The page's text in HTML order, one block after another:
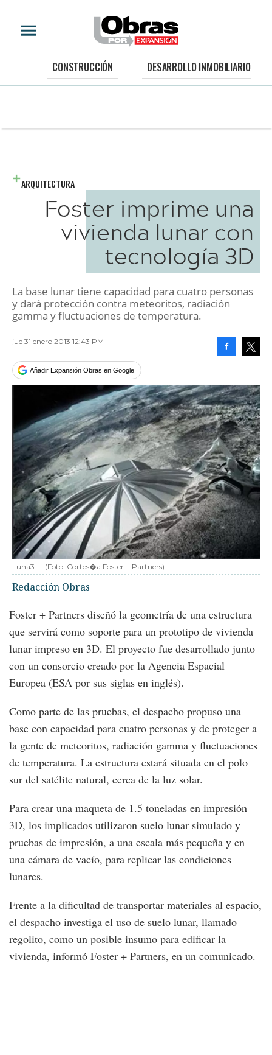
CONSTRUCCIÓN DESARROLLO INMOBILIARIO
ARQUITECTURA
Foster imprime una
vivienda lunar con
tecnología 3D
La base lunar tiene capacidad para cuatro personas
y dará protección contra meteoritos, radiación
gamma y fluctuaciones de temperatura.
jue 31 enero 2013 12:43 PM
Añadir Expansión Obras en Google
Luna3 - (Foto: Cortes�a Foster + Partners)
Redacción Obras
Foster + Partners diseñó la geometría de una estructura
que servirá como soporte para un prototipo de vivienda
lunar impreso en 3D. El proyecto fue desarrollado junto
con un consorcio creado por la Agencia Espacial
Europea (ESA por sus siglas en inglés).
Como parte de las pruebas, el despacho propuso una
base con capacidad para cuatro personas y de proteger a
la gente de meteoritos, radiación gamma y fluctuaciones
de temperatura. La estructura estará situada en el polo
sur del satélite natural, cerca de la luz solar.
Para crear una maqueta de 1.5 toneladas en impresión
3D, los implicados utilizaron suelo lunar simulado y
pruebas de impresión, a una escala más pequeña y en
una cámara de vacío, para replicar las condiciones
lunares.
Frente a la dificultad de transportar materiales al espacio,
el despacho investiga el uso de suelo lunar, llamado
regolito, como un posible insumo para edificar la
vivienda, informó Foster + Partners, en un comunicado.